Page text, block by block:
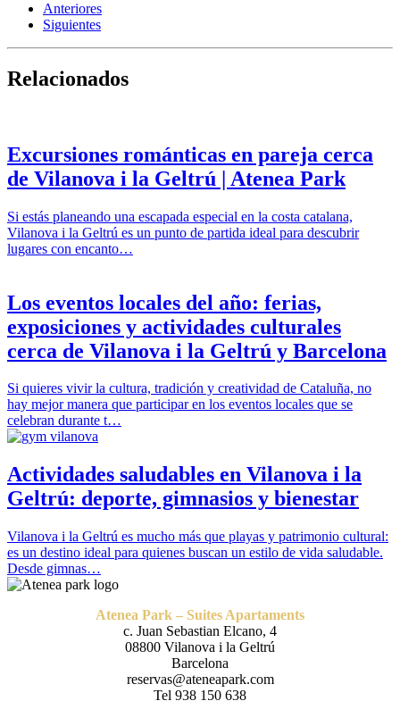
Anteriores
Siguientes
Relacionados
Excursiones románticas en pareja cerca
de Vilanova i la Geltrú | Atenea Park
Si estás planeando una escapada especial en la costa catalana,
Vilanova i la Geltrú es un punto de partida ideal para descubrir
lugares con encanto…
Los eventos locales del año: ferias,
exposiciones y actividades culturales
cerca de Vilanova i la Geltrú y Barcelona
Si quieres vivir la cultura, tradición y creatividad de Cataluña, no
hay mejor manera que participar en los eventos locales que se
celebran durante t…
Actividades saludables en Vilanova i la
Geltrú: deporte, gimnasios y bienestar
Vilanova i la Geltrú es mucho más que playas y patrimonio cultural:
es un destino ideal para quienes buscan un estilo de vida saludable.
Desde gimnas…
Atenea Park – Suites Apartaments
c. Juan Sebastian Elcano, 4
08800 Vilanova i la Geltrú
Barcelona
reservas@ateneapark.com
Tel 938 150 638